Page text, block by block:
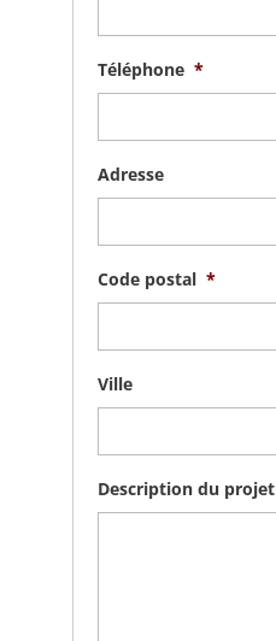
Téléphone *
Adresse
Code postal *
Ville
Description du projet